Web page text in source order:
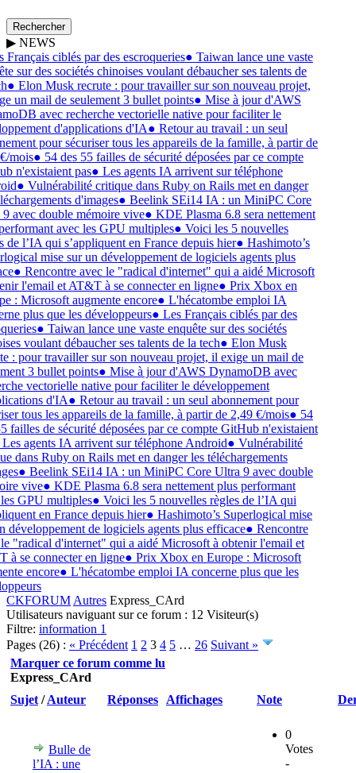
Rechercher
▶ NEWS
ciblés par des escroqueries●Taiwan lance une vaste
sur des sociétés chinoises voulant débaucher ses talents de
●Elon Musk recrute : pour travailler sur son nouveau projet,
un mail de seulement 3 bullet points●Mise à jour d'AWS
avec recherche vectorielle native pour faciliter le
d'applications d'IA●Retour au travail : un seul
pour sécuriser tous les appareils de la famille, à partir de
mois●54 des 55 failles de sécurité déposées par ce compte
n'existaient pas●Les agents IA arrivent sur téléphone
●Vulnérabilité critique dans Ruby on Rails met en danger
d'images●Beelink SEi14 IA : un MiniPC Core
avec double mémoire vive●KDE Plasma 6.8 sera nettement
avec les GPU multiples●Voici les 5 nouvelles
de l’IA qui s’appliquent en France depuis hier●Hashimoto’s
mise sur un développement de logiciels agents plus
●Rencontre avec le "radical d'internet" qui a aidé Microsoft
l'email et AT&T à se connecter en ligne●Prix Xbox en
: Microsoft augmente encore●L'hécatombe emploi IA
plus que les développeurs●Les Français ciblés par des
●Taiwan lance une vaste enquête sur des sociétés
voulant débaucher ses talents de la tech●Elon Musk
: pour travailler sur son nouveau projet, il exige un mail de
3 bullet points●Mise à jour d'AWS DynamoDB avec
vectorielle native pour faciliter le développement
d'IA●Retour au travail : un seul abonnement pour
tous les appareils de la famille, à partir de 2,49 €/mois●54
failles de sécurité déposées par ce compte GitHub n'existaient
agents IA arrivent sur téléphone Android●Vulnérabilité
dans Ruby on Rails met en danger les téléchargements
●Beelink SEi14 IA : un MiniPC Core Ultra 9 avec double
vive●KDE Plasma 6.8 sera nettement plus performant
GPU multiples●Voici les 5 nouvelles règles de l’IA qui
en France depuis hier●Hashimoto’s Superlogical mise
développement de logiciels agents plus efficace●Rencontre
"radical d'internet" qui a aidé Microsoft à obtenir l'email et
à se connecter en ligne●Prix Xbox en Europe : Microsoft
encore●L'hécatombe emploi IA concerne plus que les
CKFORUMAutres Express_CArd
Express_CArd
Utilisateurs naviguant sur ce forum : 12 Visiteur(s)
Filtre: information 1
Pages (26) : « Précédent 1 2 3 4 5 … 26 Suivant »
Marquer ce forum comme lu
Express_CArd
Sujet/Auteur Réponses Affichages Note
Bulle de
l’IA : une
0
Votes
-